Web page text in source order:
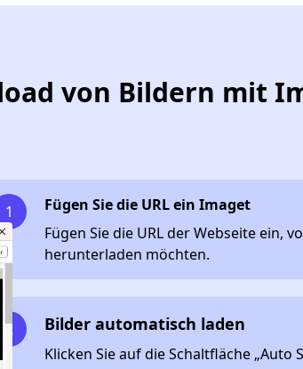
von Bildern mit
1
Fügen Sie die URL ein Imaget
Fügen Sie die URL der Webseite ein,
herunterladen möchten.
2 Bilder automatisch laden
Klicken Sie auf die Schaltfläche „Auto